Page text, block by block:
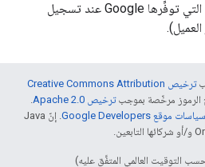
النطاق، بالإضافة إلى المعلومات التي توفِّرها Google عند تسجيل
ترخيص Creative Commons Attribution
الرموز مرخّصة بموجبترخيص Apache 2.0‏
.
سياسات موقع Google Developers‏
. إنّ Java